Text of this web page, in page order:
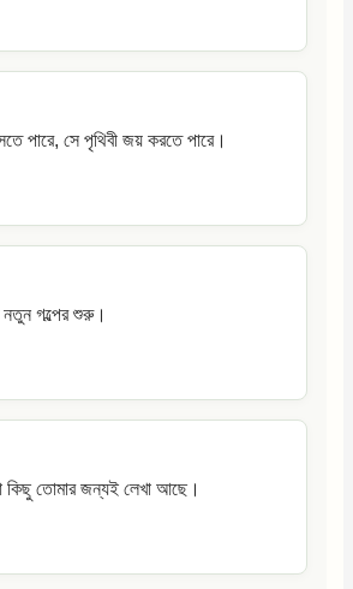
পারে, সে পৃথিবী জয় করতে পারে।
নতুন গল্পের শুরু।
কিছু তোমার জন্যই লেখা আছে।